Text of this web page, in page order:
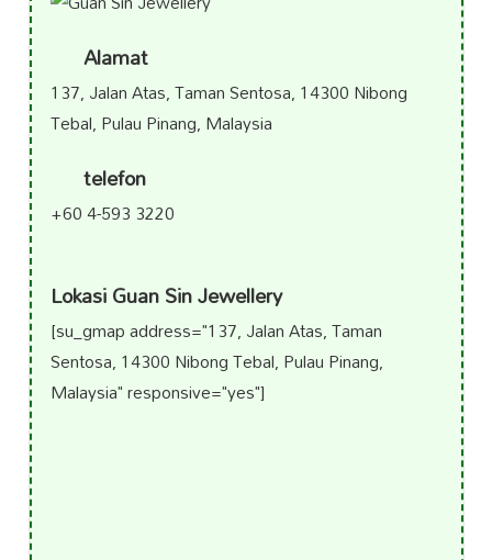
Alamat
137, Jalan Atas, Taman Sentosa, 14300 Nibong
Tebal, Pulau Pinang, Malaysia
telefon
+60 4-593 3220
Lokasi Guan Sin Jewellery
[su_gmap address="137, Jalan Atas, Taman
Sentosa, 14300 Nibong Tebal, Pulau Pinang,
Malaysia" responsive="yes"]